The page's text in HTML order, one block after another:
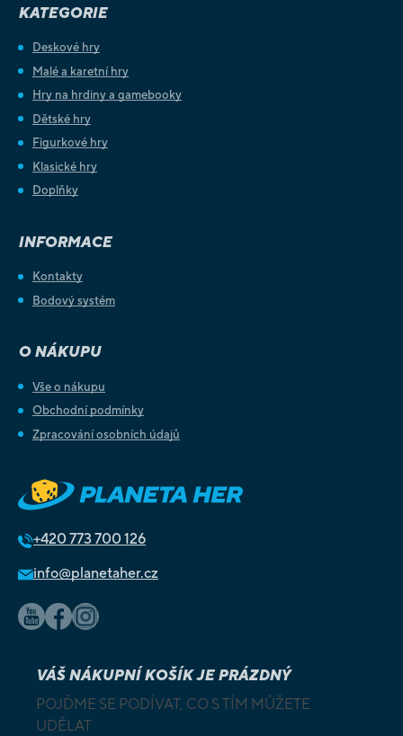
KATEGORIE
Deskové hry
Malé a karetní hry
Hry na hrdiny a gamebooky
Dětské hry
Figurkové hry
Klasické hry
Doplňky
INFORMACE
Kontakty
Bodový systém
O NÁKUPU
Vše o nákupu
Obchodní podmínky
Zpracování osobních údajů
+420 773 700 126
info@planetaher.cz
VÁŠ NÁKUPNÍ KOŠÍK JE PRÁZDNÝ
POJĎME SE PODÍVAT, CO S TÍM MŮŽETE
UDĚLAT